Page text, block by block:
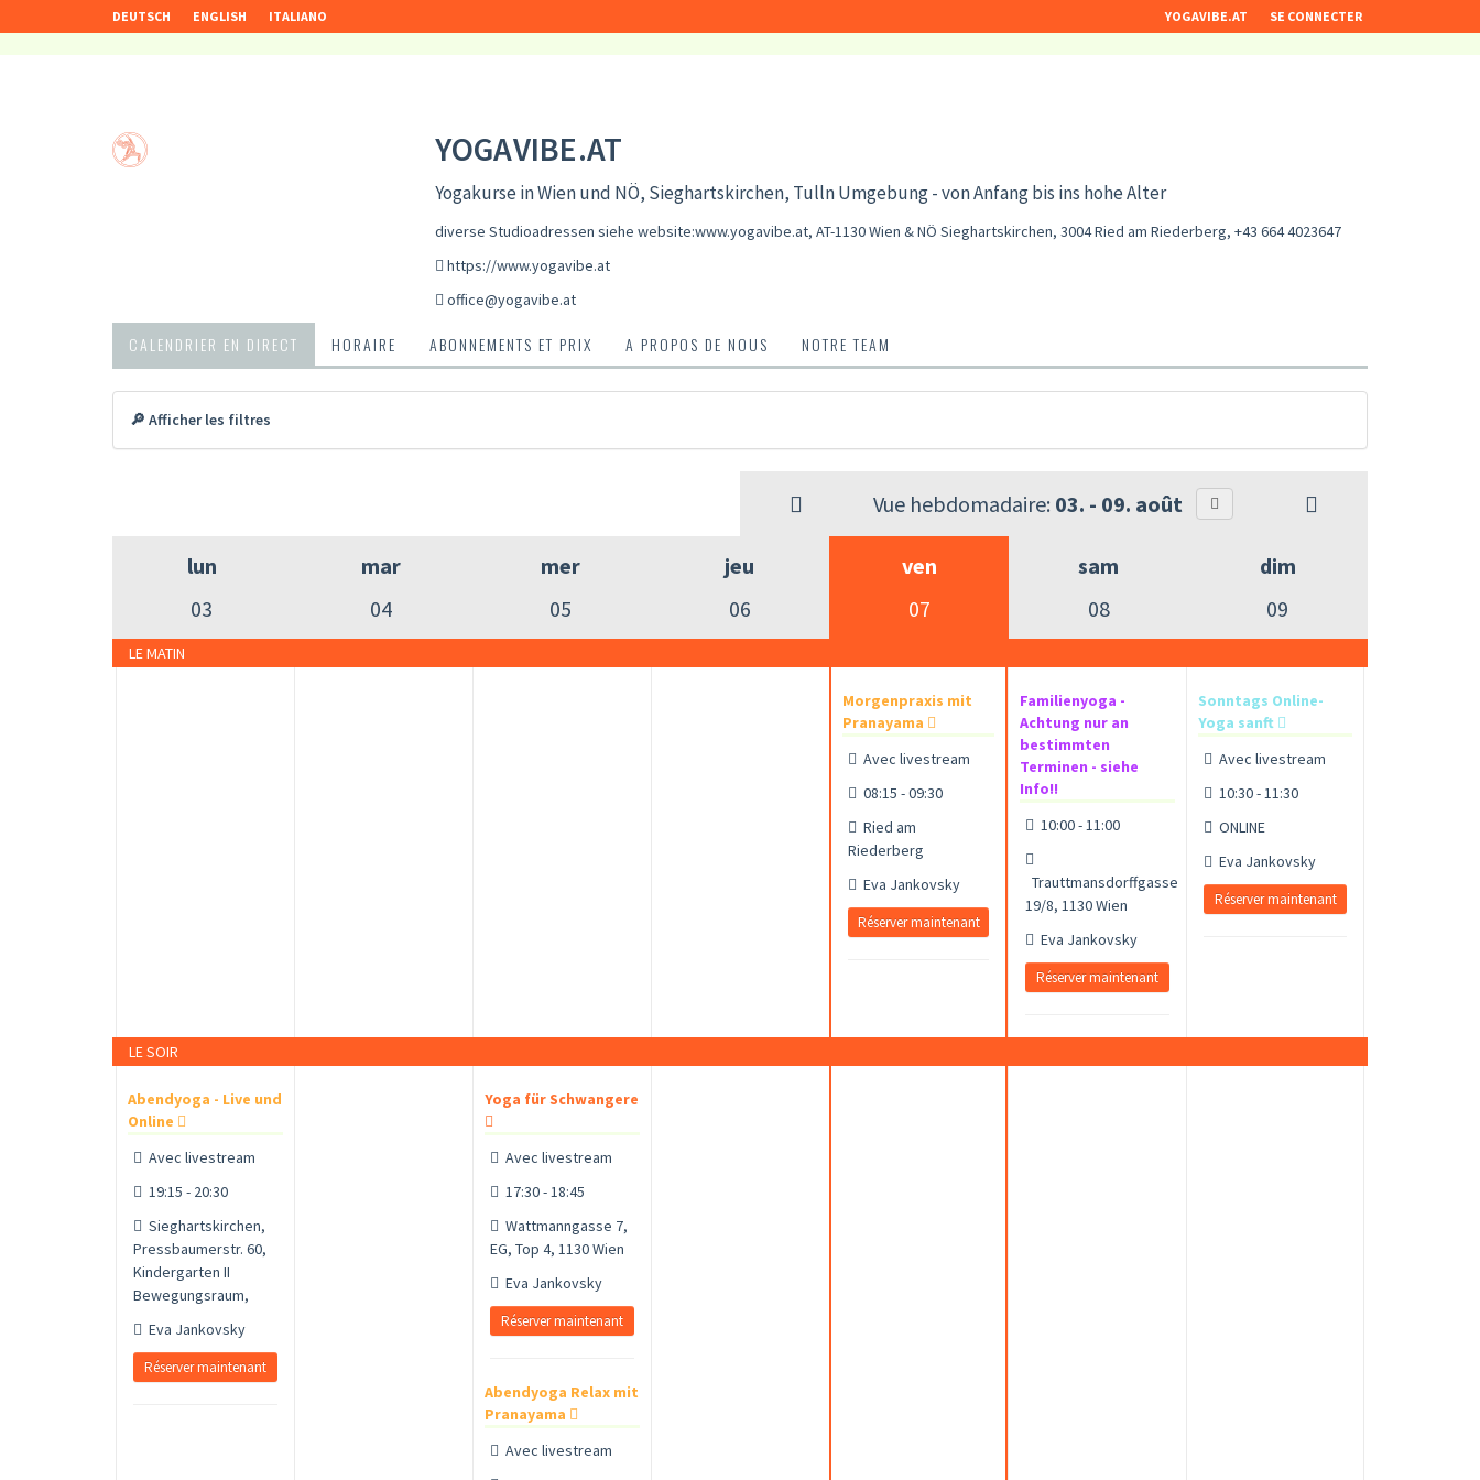
DEUTSCH ENGLISH ITALIANO YOGAVIBE.AT SE CONNECTER
YOGAVIBE.AT
Yogakurse in Wien und NÖ, Sieghartskirchen, Tulln Umgebung - von Anfang bis ins hohe Alter
diverse Studioadressen siehe website:www.yogavibe.at, AT-1130 Wien & NÖ Sieghartskirchen, 3004 Ried am Riederberg, +43 664 4023647
https://www.yogavibe.at
office@yogavibe.at
CALENDRIER EN DIRECT HORAIRE ABONNEMENTS ET PRIX A PROPOS DE NOUS NOTRE TEAM
🔎 Afficher les filtres
Vue hebdomadaire: 03. - 09. août
lun
03
mar
04
mer
05
jeu
06
ven
07
sam
08
dim
09
LE MATIN
Morgenpraxis mit
Pranayama
Avec livestream
08:15 - 09:30
Ried am
Riederberg
Eva Jankovsky
Réserver maintenant
Familienyoga -
Achtung nur an
bestimmten
Terminen - siehe
Info!!
10:00 - 11:00
Trauttmansdorffgasse
19/8, 1130 Wien
Eva Jankovsky
Réserver maintenant
Sonntags Online-
Yoga sanft
Avec livestream
10:30 - 11:30
ONLINE
Eva Jankovsky
Réserver maintenant
LE SOIR
Abendyoga - Live und
Online
Avec livestream
19:15 - 20:30
Sieghartskirchen,
Pressbaumerstr. 60,
Kindergarten II
Bewegungsraum,
Eva Jankovsky
Réserver maintenant
Yoga für Schwangere
Avec livestream
17:30 - 18:45
Wattmanngasse 7,
EG, Top 4, 1130 Wien
Eva Jankovsky
Réserver maintenant
Abendyoga Relax mit
Pranayama
Avec livestream